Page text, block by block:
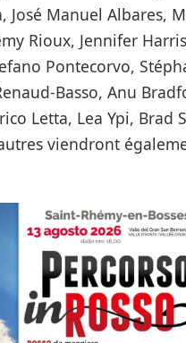
José Manuel Albares,
Rioux, Jennifer
Pontecorvo,
Basso, Anu
Letta, Lea Ypi, Brad
viendront